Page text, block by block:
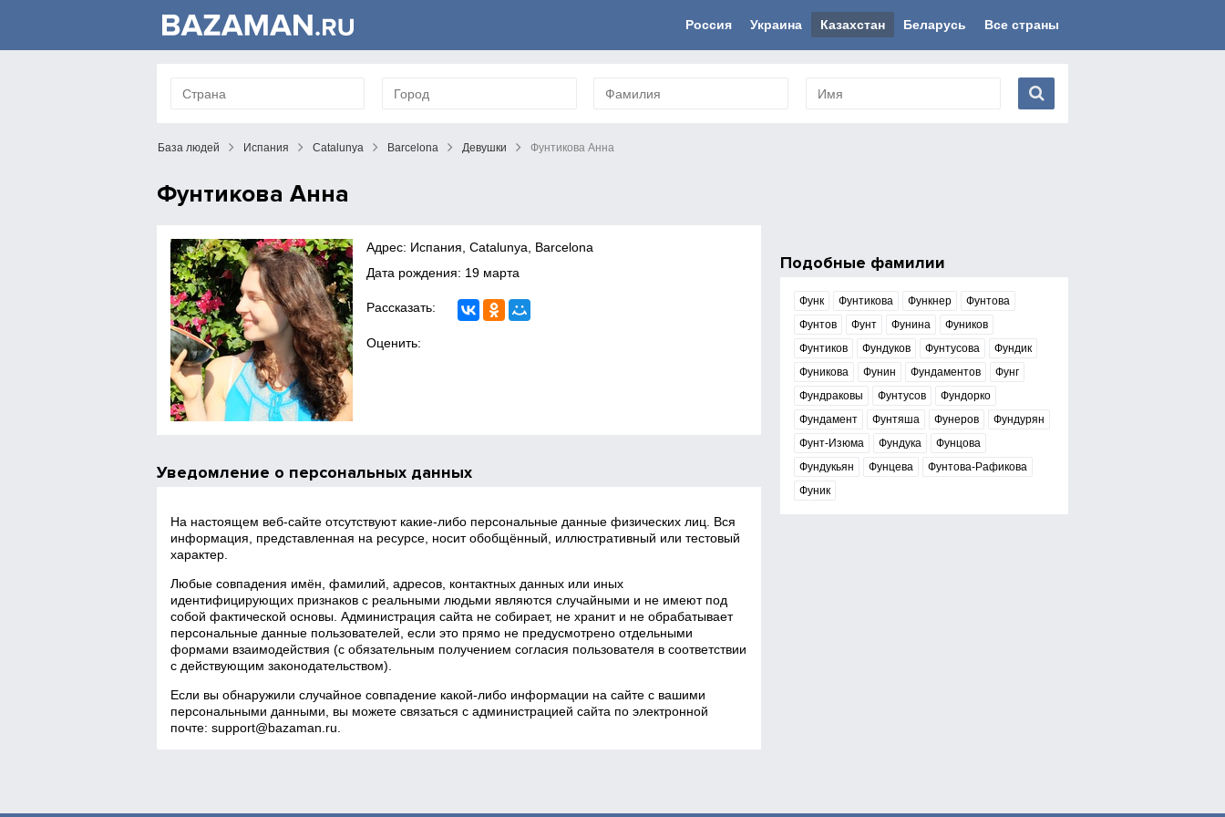
Россия Украина Казахстан Беларусь Все страны
База людей Испания Catalunya Barcelona Девушки Фунтикова Анна
Фунтикова Анна
Адрес: Испания, Catalunya, Barcelona
Дата рождения: 19 марта
Рассказать:
Оценить:
Уведомление о персональных данных
На настоящем веб‑сайте отсутствуют какие‑либо персональные данные физических лиц. Вся
информация, представленная на ресурсе, носит обобщённый, иллюстративный или тестовый
характер.
Любые совпадения имён, фамилий, адресов, контактных данных или иных
идентифицирующих признаков с реальными людьми являются случайными и не имеют под
собой фактической основы. Администрация сайта не собирает, не хранит и не обрабатывает
персональные данные пользователей, если это прямо не предусмотрено отдельными
формами взаимодействия (с обязательным получением согласия пользователя в соответствии
с действующим законодательством).
Если вы обнаружили случайное совпадение какой‑либо информации на сайте с вашими
персональными данными, вы можете связаться с администрацией сайта по электронной
почте:support@bazaman.ru
Подобные фамилии
Функ Фунтикова Функнер
Фунтова
Фунтов
Фунт Фунина
Фуников
Фунтиков
Фундуков Фунтусова
Фундик
Фуникова
Фунин Фундаментов
Фунг
Фундраковы
Фунтусов
Фундорко
Фундамент
Фунтяша Фунеров
Фундурян
Фунт-Изюма
Фундука
Фунцова
Фундукьян
Фунцева
Фунтова-Рафикова
Фуник